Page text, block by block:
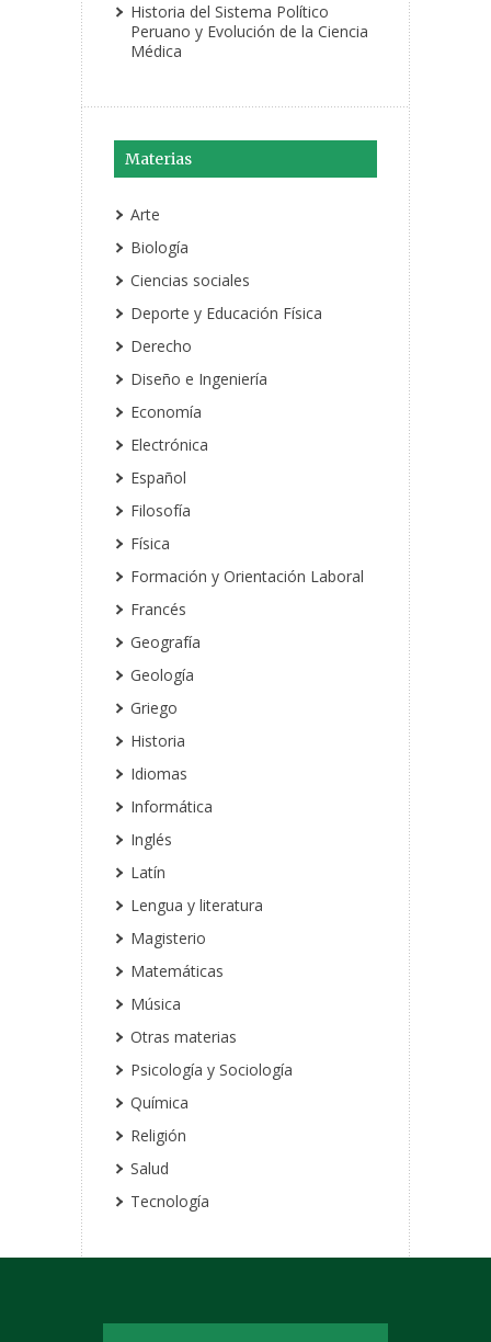
Historia del Sistema Político
Peruano y Evolución de la Ciencia
Médica
Materias
Arte
Biología
Ciencias sociales
Deporte y Educación Física
Derecho
Diseño e Ingeniería
Economía
Electrónica
Español
Filosofía
Física
Formación y Orientación Laboral
Francés
Geografía
Geología
Griego
Historia
Idiomas
Informática
Inglés
Latín
Lengua y literatura
Magisterio
Matemáticas
Música
Otras materias
Psicología y Sociología
Química
Religión
Salud
Tecnología